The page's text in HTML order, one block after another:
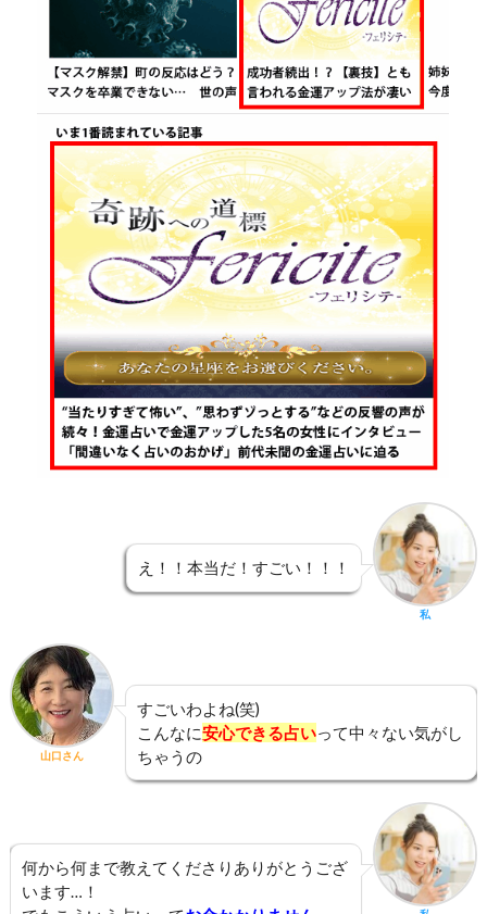
え！！本当だ！すごい！！！
私
山口さん
すごいわよね(笑)
こんなに安心できる占いって中々ない気がし
ちゃうの
何から何まで教えてくださりありがとうござ
います…！